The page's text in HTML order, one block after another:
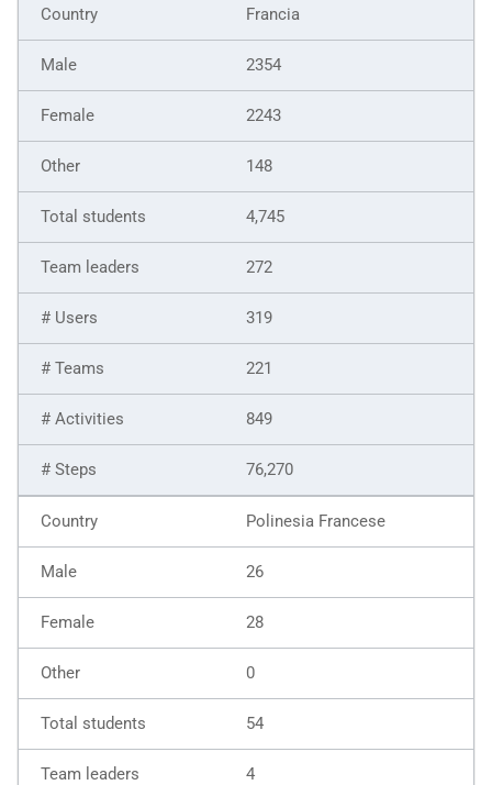
Francia
2354
2243
148
4,745
272
319
221
849
76,270
Polinesia Francese
26
28
0
54
4